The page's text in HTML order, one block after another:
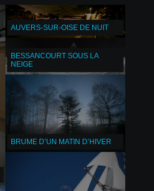
AUVERS-SUR-OISE DE NUIT
BESSANCOURT SOUS LA
NEIGE
BRUME D’UN MATIN D’HIVER